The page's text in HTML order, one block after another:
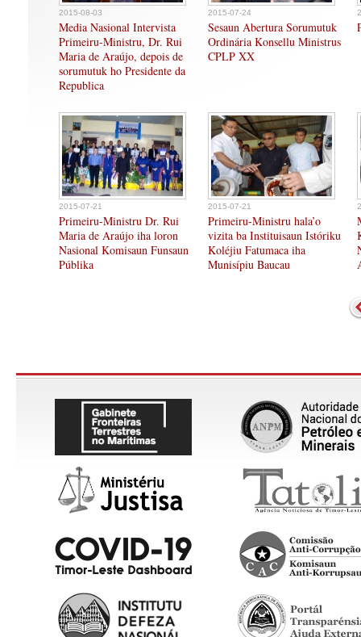
2015-08-03
Media Nasional Intervista
Primeiru-Ministru, Dr. Rui
Maria de Araújo, depois de
sorumutuk ho Presidente da
Republica
2015-07-24
Sesaun Abertura Sorumutuk
Ordinária Konsellu Ministrus
CPLP XX
2015-07-21
Primeiru-Ministru Dr. Rui
Maria de Araújo iha loron
Nasional Komisaun Funsaun
Públika
2015-07-21
Primeiru-Ministru hala’o
vizita ba Instituisaun Istóriku
Koléjiu Fatumaca iha
Munisípiu Baucau